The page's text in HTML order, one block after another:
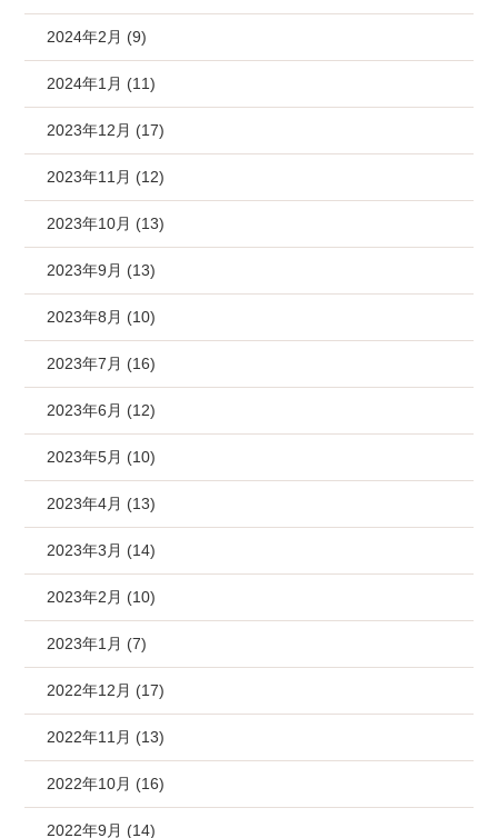
2024年2月 (9)
2024年1月 (11)
2023年12月 (17)
2023年11月 (12)
2023年10月 (13)
2023年9月 (13)
2023年8月 (10)
2023年7月 (16)
2023年6月 (12)
2023年5月 (10)
2023年4月 (13)
2023年3月 (14)
2023年2月 (10)
2023年1月 (7)
2022年12月 (17)
2022年11月 (13)
2022年10月 (16)
2022年9月 (14)